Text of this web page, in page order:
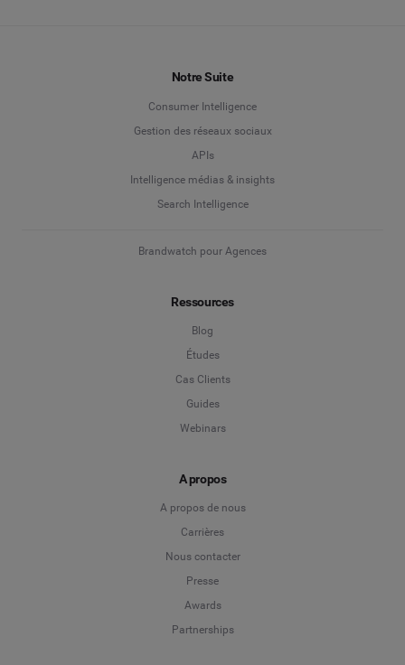
Notre Suite
Consumer Intelligence
Gestion des réseaux sociaux
APIs
Intelligence médias & insights
Search Intelligence
Brandwatch pour Agences
Ressources
Blog
Études
Cas Clients
Guides
Webinars
A propos
A propos de nous
Carrières
Nous contacter
Presse
Awards
Partnerships